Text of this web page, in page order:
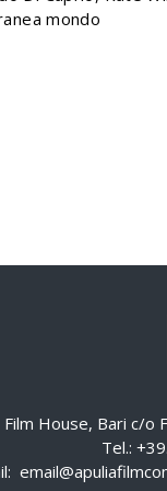
mondo
Film House, Bari c/o
Tel.: